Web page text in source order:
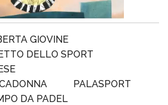
GIOVINE
DELLO SPORT
PALASPORT
DA PADEL